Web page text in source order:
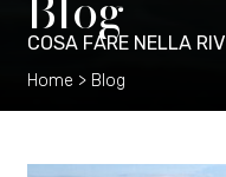
COSA FARE N ELLA RI V
Home > Blog